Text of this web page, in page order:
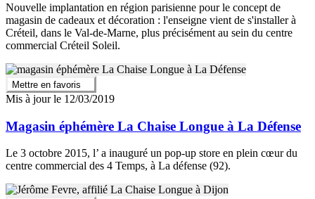
Nouvelle implantation en région parisienne pour le concept de
magasin de cadeaux et décoration : l'enseigne vient de s'installer à
Créteil, dans le Val-de-Marne, plus précisément au sein du centre
commercial Créteil Soleil.
Mettre en favoris
Mis à jour le 12/03/2019
Magasin éphémère La Chaise Longue à La Défense
Le 3 octobre 2015, l’ a inauguré un pop-up store en plein cœur du
centre commercial des 4 Temps, à La défense (92).